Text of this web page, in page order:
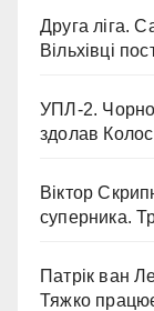
Друга ліга.
Вільхівці
УПЛ-2.
здолав
Віктор
суперника.
Патрік ван
Тяжко